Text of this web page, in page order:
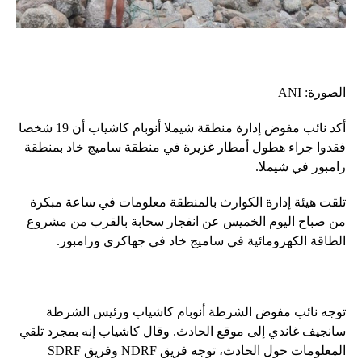
الصورة: ANI
أكد نائب مفوض إدارة منطقة شيملا أنوبام كاشياب أن 19 شخصا
فقدوا جراء هطول أمطار غزيرة في منطقة ساميج خاد بمنطقة
رامبور في شيملا.
تلقت هيئة إدارة الكوارث بالمنطقة معلومات في ساعة مبكرة
من صباح اليوم الخميس عن انفجار سحابة بالقرب من مشروع
الطاقة الكهرومائية في ساميج خاد في جهاكري ورامبور.
توجه نائب مفوض الشرطة أنوبام كاشياب ورئيس الشرطة
سانجيف غاندي إلى موقع الحادث. وقال كاشياب إنه بمجرد تلقي
المعلومات حول الحادث، توجه فريق NDRF وفريق SDRF